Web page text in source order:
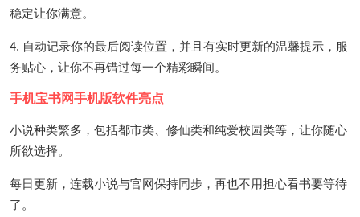
稳定让你满意。
4. 自动记录你的最后阅读位置，并且有实时更新的温馨提示，服
务贴心，让你不再错过每一个精彩瞬间。
手机宝书网手机版软件亮点
小说种类繁多，包括都市类、修仙类和纯爱校园类等，让你随心
所欲选择。
每日更新，连载小说与官网保持同步，再也不用担心看书要等待
了。